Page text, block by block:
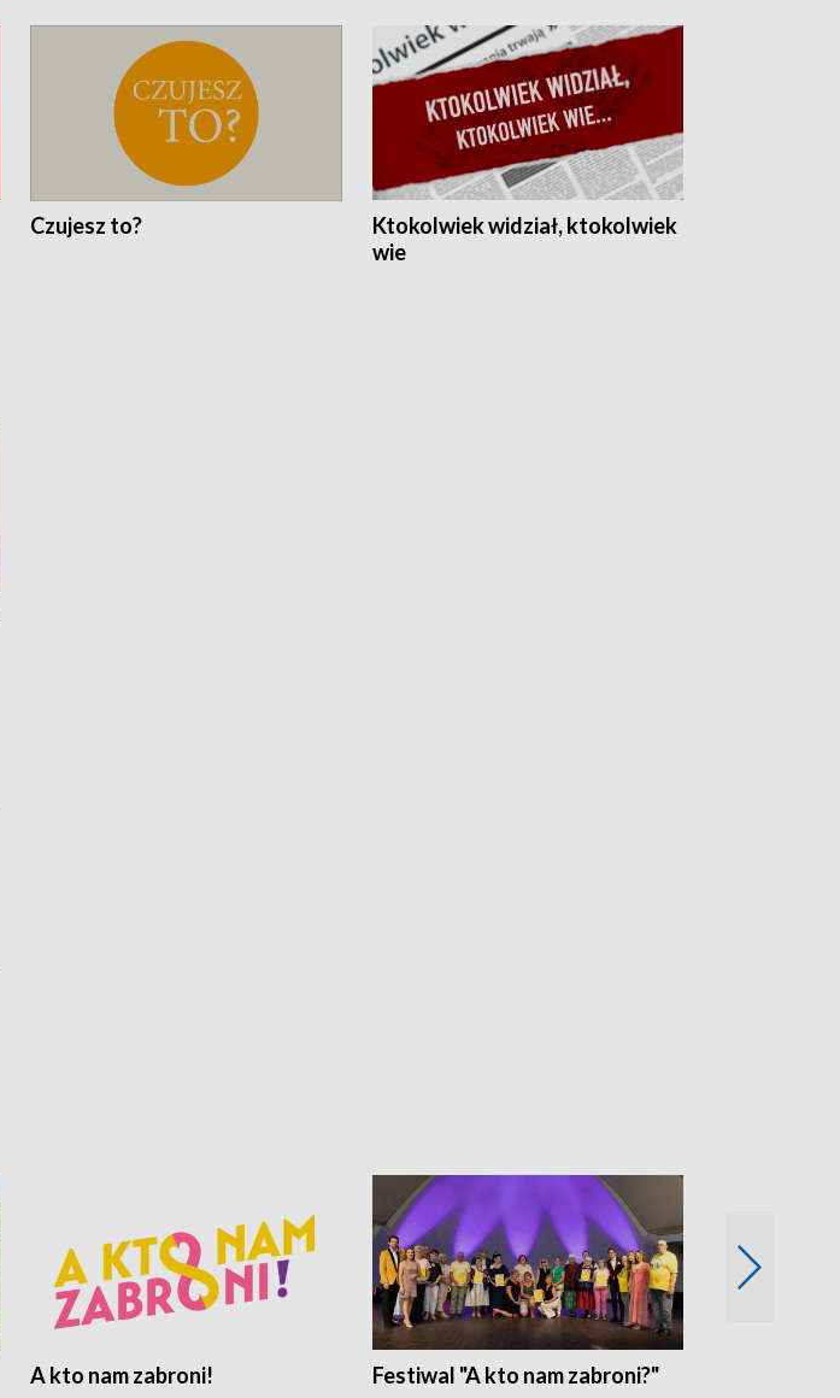
Czujesz to?
Ktokolwiek widział, ktokolwiek
wie
A kto nam zabroni! Festiwal "A kto nam zabroni?"